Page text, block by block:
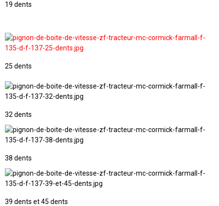
19 dents
25 dents
32 dents
38 dents
39 dents et 45 dents